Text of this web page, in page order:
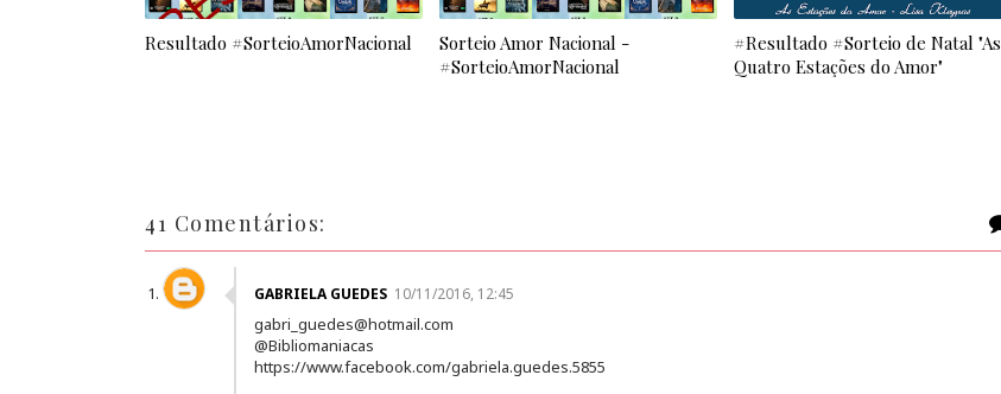
Resultado #SorteioAmorNacional
Sorteio Amor Nacional -
#SorteioAmorNacional
#Resultado #Sorteio de Natal "As
Quatro Estações do Amor"
41 Comentários:
GABRIELA GUEDES 10/11/2016, 12:45
gabri_guedes@hotmail.com
@Bibliomaniacas
https://www.facebook.com/gabriela.guedes.5855